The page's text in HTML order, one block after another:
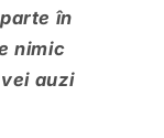
în
nimic
auzi